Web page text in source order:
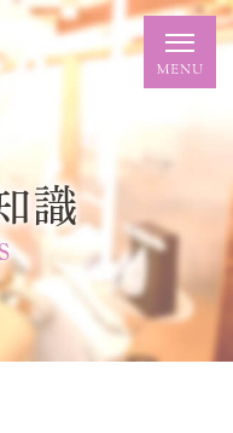
識